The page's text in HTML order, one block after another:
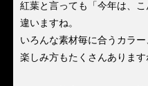
紅葉と言っても「今年は、
違いますね。
いろんな素材毎に合うカラ
楽しみ方もたくさんあります